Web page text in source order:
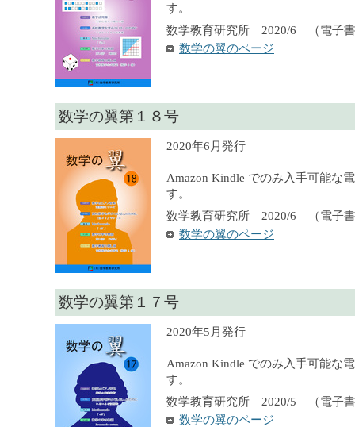
す。
数学教育研究所 2020/6 （電子
数学の翼のページ
数学の翼第１８号
2020年6月発行
Amazon Kindle でのみ入手可能な
す。
数学教育研究所 2020/6 （電子
数学の翼のページ
数学の翼第１７号
2020年5月発行
Amazon Kindle でのみ入手可能な
す。
数学教育研究所 2020/5 （電子
数学の翼のページ